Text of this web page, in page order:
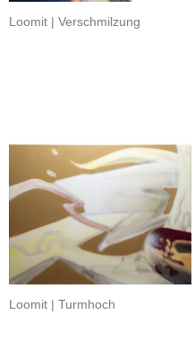
Loomit | Verschmilzung
Loomit | Turmhoch